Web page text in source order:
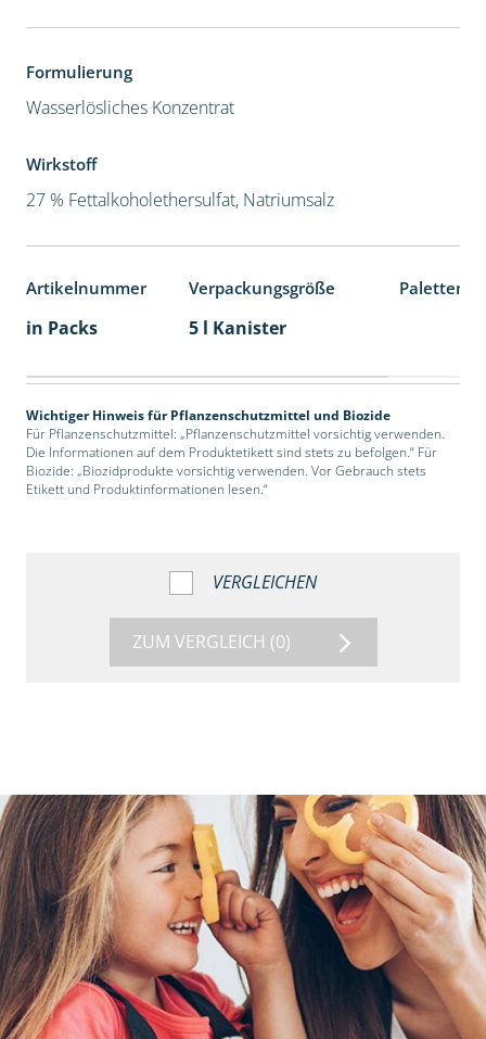
Formulierung
Wasserlösliches Konzentrat
Wirkstoff
27 % Fettalkoholethersulfat, Natriumsalz
Artikelnummer Verpackungsgröße
in Packs 5 l Kanister
Wichtiger Hinweis für Pflanzenschutzmittel und Biozide
Für Pflanzenschutzmittel: „Pflanzenschutzmittel vorsichtig verwenden.
Die Informationen auf dem Produktetikett sind stets zu befolgen.“ Für
Biozide: „Biozidprodukte vorsichtig verwenden. Vor Gebrauch stets
Etikett und Produktinformationen lesen.“
VERGLEICHEN
ZUM VERGLEICH (0)